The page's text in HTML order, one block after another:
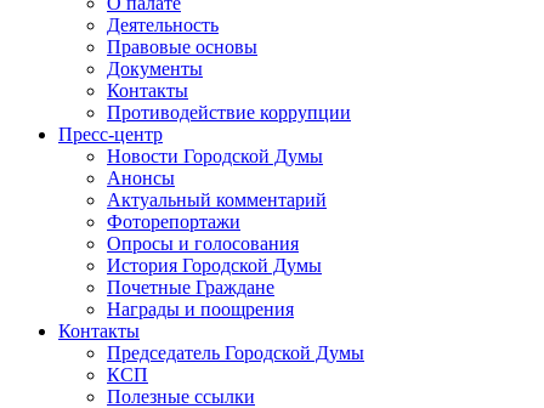
Деятельность
Правовые основы
Документы
Контакты
Противодействие коррупции
Пресс-центр
Новости Городской Думы
Анонсы
Актуальный комментарий
Фоторепортажи
Опросы и голосования
История Городской Думы
Почетные Граждане
Награды и поощрения
Контакты
Председатель Городской Думы
КСП
Полезные ссылки